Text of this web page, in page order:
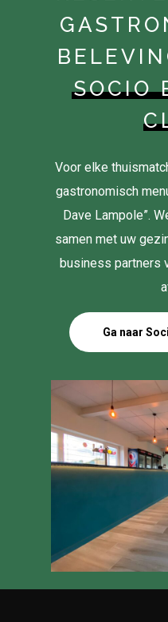
SOCIO
Voor elke
gastronomisch
Dave Lampole”.
samen met uw
business partners
Ga naar